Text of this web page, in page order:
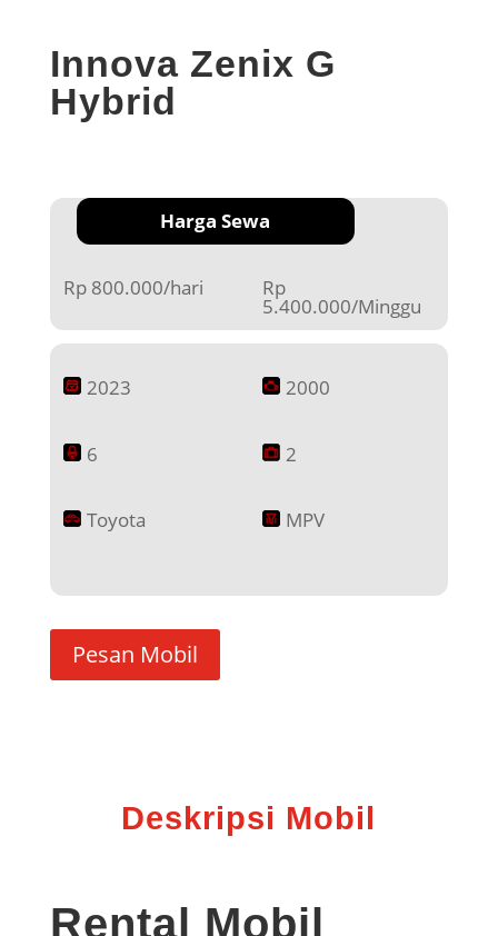
Innova Zenix G
Hybrid
Harga Sewa
Rp 800.000/hari Rp
5.400.000/Minggu
2023 2000
6 2
Toyota MPV
Pesan Mobil
Deskripsi Mobil
Rental Mobil